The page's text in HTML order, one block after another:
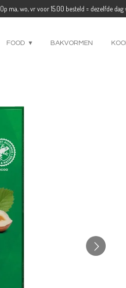
Op ma, wo, vr voor 15.00 besteld = dezelfde
FOOD BAKVORMEN